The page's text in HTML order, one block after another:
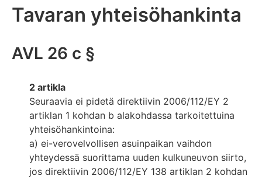
Tavaran yhteisöhankinta
AVL 26 c §
2 artikla
Seuraavia ei pidetä direktiivin 2006/112/EY 2
artiklan 1 kohdan b alakohdassa tarkoitettuina
yhteisöhankintoina:
a) ei-verovelvollisen asuinpaikan vaihdon
yhteydessä suorittama uuden kulkuneuvon siirto,
jos direktiivin 2006/112/EY 138 artiklan 2 kohdan